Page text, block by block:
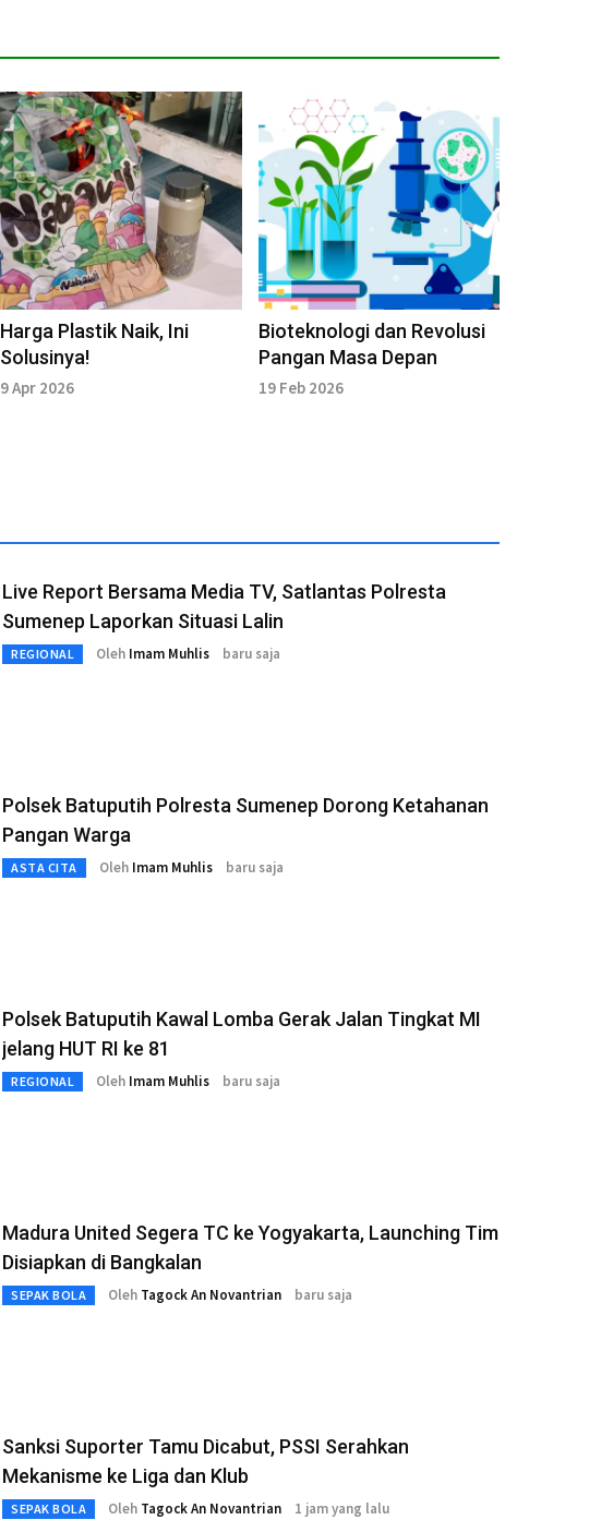
Harga Plastik Naik, Ini
Solusinya!
9 Apr 2026
Bioteknologi dan Revolusi
Pangan Masa Depan
19 Feb 2026
Live Report Bersama Media TV, Satlantas Polresta
Sumenep Laporkan Situasi Lalin
REGIONAL Oleh Imam Muhlis baru saja
Polsek Batuputih Polresta Sumenep Dorong Ketahanan
Pangan Warga
ASTA CITA Oleh Imam Muhlis baru saja
Polsek Batuputih Kawal Lomba Gerak Jalan Tingkat MI
jelang HUT RI ke 81
REGIONAL Oleh Imam Muhlis baru saja
Madura United Segera TC ke Yogyakarta, Launching Tim
Disiapkan di Bangkalan
SEPAK BOLA Oleh Tagock An Novantrian baru saja
Sanksi Suporter Tamu Dicabut, PSSI Serahkan
Mekanisme ke Liga dan Klub
SEPAK BOLA Oleh Tagock An Novantrian 1 jam yang lalu